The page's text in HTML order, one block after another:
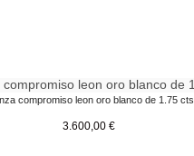
compromiso leon oro blanco de 1.75 cts
3.600,00 €